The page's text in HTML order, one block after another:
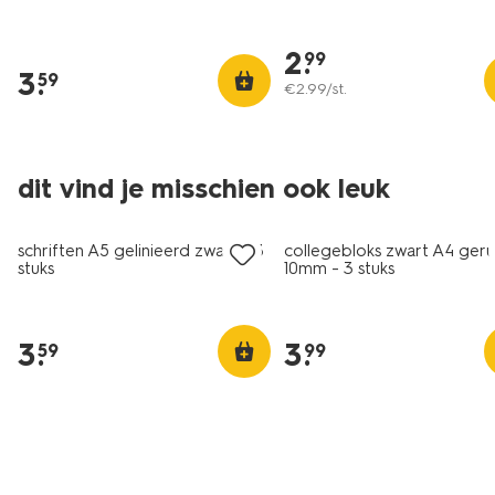
3.
59 2.
99
€2.99/st.
dit vind je misschien ook leuk
schriften A5 gelinieerd zwart - 3
stuks
3.
59
collegebloks zwart A4
10mm - 3 stuks
3.
99